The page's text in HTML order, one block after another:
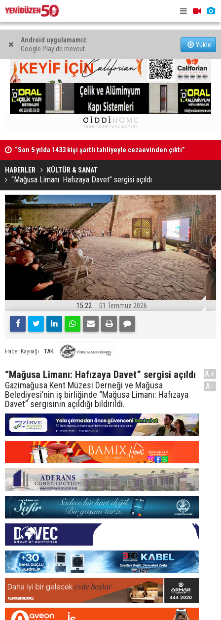
Android uygulamamız
Google Play'de mevcut
Yükle
“Son 5 yılda 1433 kişi şartlı tahliyeyle cezaevinden çıktı”
48 araç trafikten men edildi, 3 sürücü tutuklandı
HABERLER KÜLTÜR & SANAT
“Mağusa Limanı: Hafızaya Davet” sergisi açıldı
15:22 01 Temmuz 2026
Haber Kaynağı TAK
“Mağusa Limanı: Hafızaya Davet” sergisi açıldı
Gazimağusa Kent Müzesi Derneği ve Mağusa
Belediyesi’nin iş birliğinde “Mağusa Limanı: Hafızaya
Davet” sergisinin açıldığı bildirildi.
A+
A-